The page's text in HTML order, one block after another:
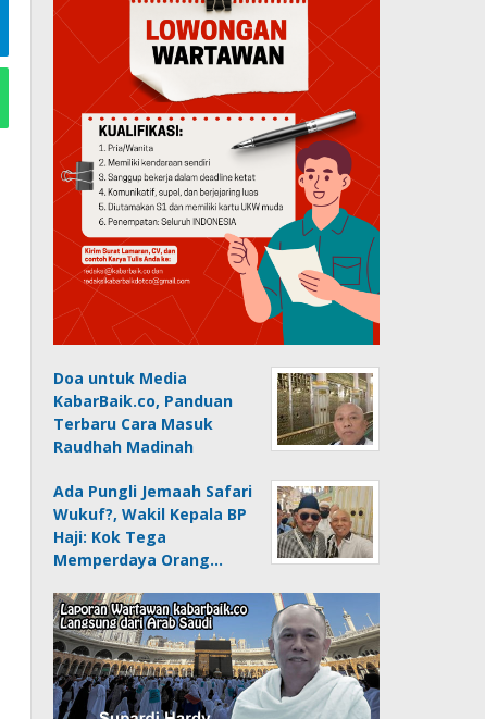
Doa untuk Media
KabarBaik.co, Panduan
Terbaru Cara Masuk
Raudhah Madinah
Ada Pungli Jemaah Safari
Wukuf?, Wakil Kepala BP
Haji: Kok Tega
Memperdaya Orang…